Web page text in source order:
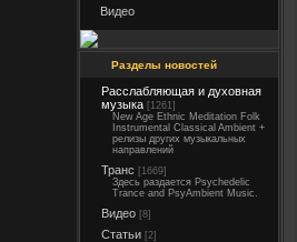
Видео
Разделы новостей
Расслабляющая и духовная
музыка [1261]
New Age Ethnic Meditation Folk
Instrumental Classical Ambient +
релизы других музыкальных
направлений
Транс [1669]
Здесь раздается Psychedelic
Trance and PsyAmbient Music.
Видео [8]
Статьи [2]